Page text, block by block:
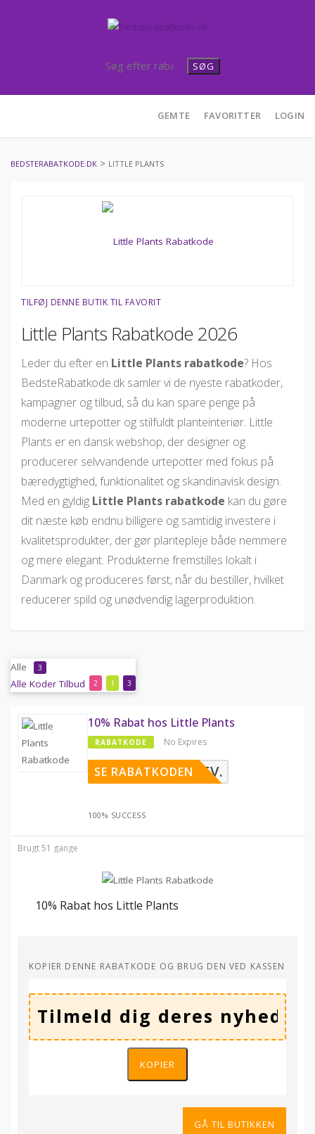
SØG
GEMTE FAVORITTER LOGIN
BEDSTERABATKODE.DK > LITTLE PLANTS
TILFØJ DENNE BUTIK TIL FAVORIT
Little Plants Rabatkode 2026
Leder du efter en Little Plants rabatkode? Hos
BedsteRabatkode.dk samler vi de nyeste rabatkoder,
kampagner og tilbud, så du kan spare penge på
moderne urtepotter og stilfuldt planteinteriør. Little
Plants er en dansk webshop, der designer og
producerer selvvandende urtepotter med fokus på
bæredygtighed, funktionalitet og skandinavisk design.
Med en gyldig Little Plants rabatkode kan du gøre
dit næste køb endnu billigere og samtidig investere i
kvalitetsprodukter, der gør plantepleje både nemmere
og mere elegant. Produkterne fremstilles lokalt i
Danmark og produceres først, når du bestiller, hvilket
reducerer spild og unødvendig lagerproduktion.
Alle 3
Alle 3
Koder 1
Tilbud 2
10% Rabat hos Little Plants
RABATKODE No Expires
EDSBREV.
SE RABATKODEN
100% SUCCESS
Brugt 51 gange
10% Rabat hos Little Plants
KOPIER DENNE RABATKODE OG BRUG DEN VED KASSEN
KOPIER
GÅ TIL BUTIKKEN